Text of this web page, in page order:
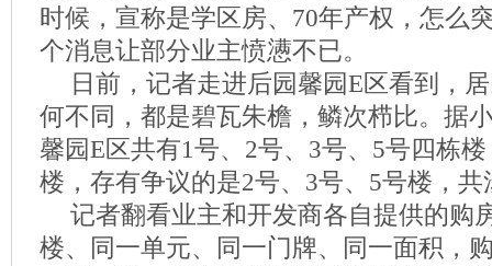
时候，宣称是学区房、70年产权，怎么
个消息让部分业主愤懑不已。
日前，记者走进后园馨园E区看到，
何不同，都是碧瓦朱檐，鳞次栉比。据
馨园E区共有1号、2号、3号、5号四栋
楼，存有争议的是2号、3号、5号楼，共
记者翻看业主和开发商各自提供的购
楼、同一单元、同一门牌、同一面积，